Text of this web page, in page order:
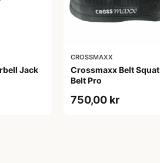
Jack
CROSSMAXX
Crossmaxx Belt Squat
Belt Pro
750,00 kr